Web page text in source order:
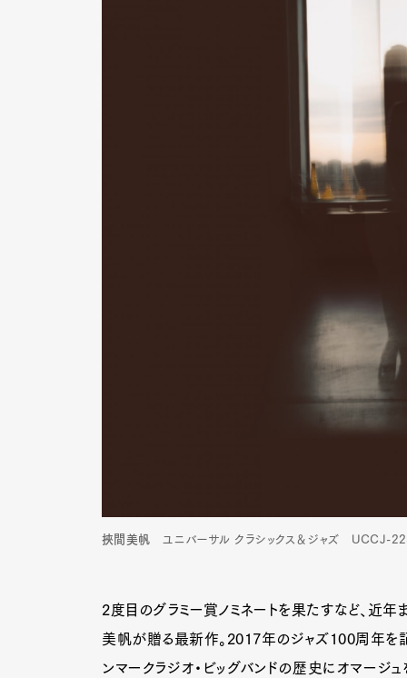
挾間美帆 ユニバーサル クラシックス＆ジャズ UCCJ-
2度目のグラミー賞ノミネートを果たすなど、近
美帆が贈る最新作。2017年のジャズ100周年
ンマークラジオ・ビッグバンドの歴史にオマー